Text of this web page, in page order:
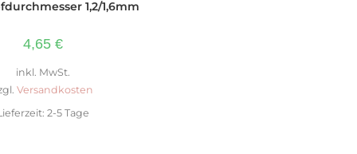
1,2/1,6mm
4,65 €
inkl. MwSt.
Versandkosten
2-5 Tage